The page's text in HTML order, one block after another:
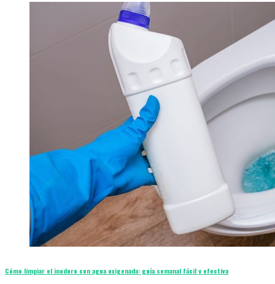
Cómo limpiar el inodoro con agua oxigenada: guía semanal fácil y efectiva